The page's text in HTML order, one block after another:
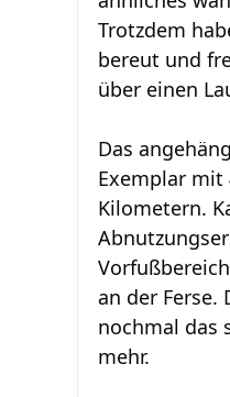
Trotzdem
bereut und
über einen
Das
Exemplar mit
Kilometern.
an der Ferse.
nochmal das
mehr.